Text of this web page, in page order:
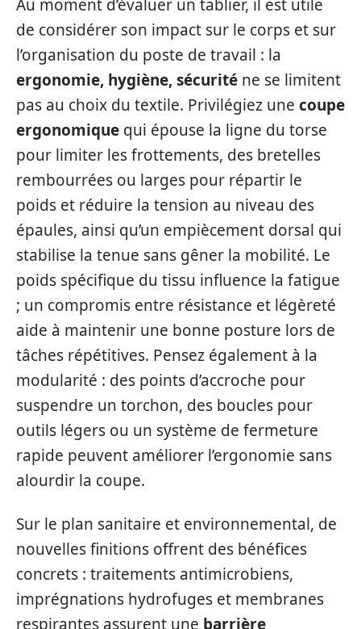
Au moment d’évaluer un tablier, il est utile
de considérer son impact sur le corps et sur
l’organisation du poste de travail : la
ergonomie, hygiène, sécurité ne se limitent
pas au choix du textile. Privilégiez une coupe
ergonomique qui épouse la ligne du torse
pour limiter les frottements, des bretelles
rembourrées ou larges pour répartir le
poids et réduire la tension au niveau des
épaules, ainsi qu’un empiècement dorsal qui
stabilise la tenue sans gêner la mobilité. Le
poids spécifique du tissu influence la fatigue
; un compromis entre résistance et légèreté
aide à maintenir une bonne posture lors de
tâches répétitives. Pensez également à la
modularité : des points d’accroche pour
suspendre un torchon, des boucles pour
outils légers ou un système de fermeture
rapide peuvent améliorer l’ergonomie sans
alourdir la coupe.
Sur le plan sanitaire et environnemental, de
nouvelles finitions offrent des bénéfices
concrets : traitements antimicrobiens,
imprégnations hydrofuges et membranes
respirantes assurent une barrière